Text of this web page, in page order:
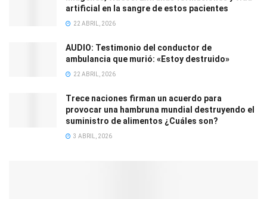
artificial en la sangre de estos pacientes
22 ABRIL, 2026
AUDIO: Testimonio del conductor de
ambulancia que murió: «Estoy destruido»
22 ABRIL, 2026
Trece naciones firman un acuerdo para
provocar una hambruna mundial destruyendo el
suministro de alimentos ¿Cuáles son?
3 ABRIL, 2026